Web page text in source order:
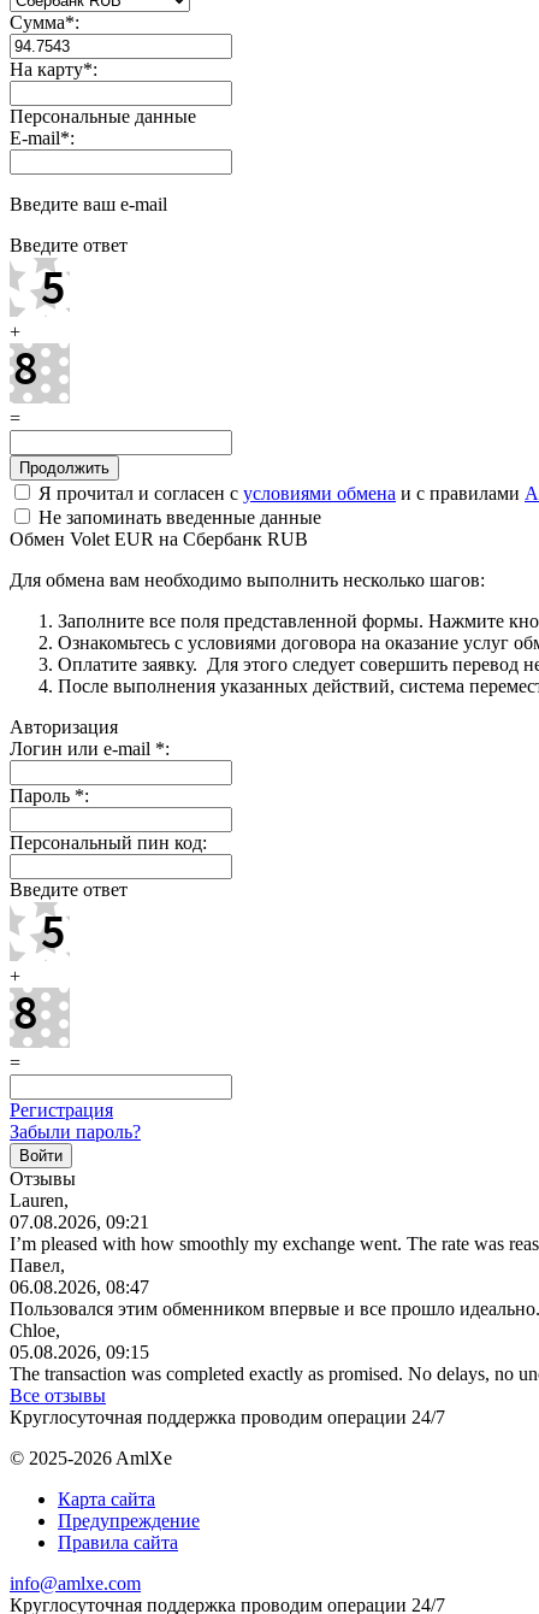
Сумма*:
На карту*:
Персональные данные
E-mail*:
Введите ваш e-mail
Введите ответ
+
=
Я прочитал и согласен с условиями обмена и с правилами
Не запоминать введенные данные
Обмен Volet EUR на Сбербанк RUB
Для обмена вам необходимо выполнить несколько шагов:
Заполните все поля представленной формы. Нажмите
Ознакомьтесь с условиями договора на оказание услуг
Оплатите заявку. Для этого следует совершить
После выполнения указанных действий, система
Авторизация
Логин или e-mail *:
Пароль *:
Персональный пин код:
Введите ответ
+
=
Регистрация
Забыли пароль?
Отзывы
Lauren,
07.08.2026, 09:21
I’m pleased with how smoothly my exchange went. The rate was
Павел,
06.08.2026, 08:47
Пользовался этим обменником впервые и все прошло
Chloe,
05.08.2026, 09:15
The transaction was completed exactly as promised. No delays, no
Все отзывы
Круглосуточная поддержка проводим операции 24/7
© 2025-2026 AmlXe
Карта сайта
Предупреждение
Правила сайта
info@amlxe.com
Круглосуточная поддержка проводим операции 24/7